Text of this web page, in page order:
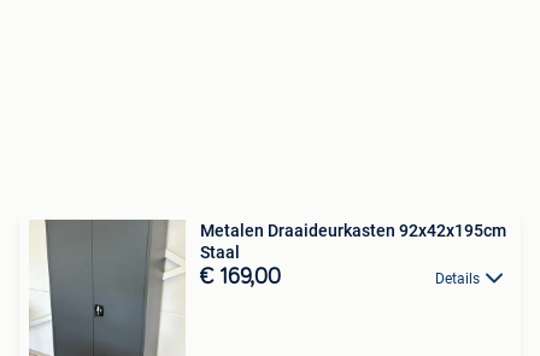
Metalen Draaideurkasten 92x42x195cm
Staal
€ 169,00 Details